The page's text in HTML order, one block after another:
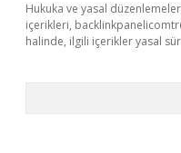
Hukuka ve yasal
içerikleri,
halinde, ilgili içerikler yasal